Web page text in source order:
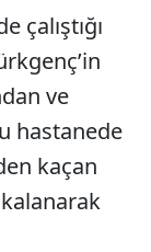
çalıştığı
ve
hastanede
kaçan